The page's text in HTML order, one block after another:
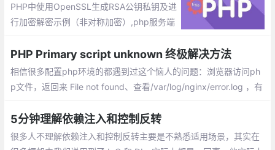
PHP中使用OpenSSL生成RSA公钥私钥及进
行加密解密示例（非对称加密）,php服务端
敏感的部分api数据传输进行数据加密，这时
候rsa非对称加密就能派上用处了，下面通过
一个例子来说明如何用php来实现数据的加
PHP Primary script unknown 终极解决方法
相信很多配置php环境的都遇到过这个恼人的问题：浏览器访问ph
p文件，返回来 File not found、查看/var/log/nginx/error.log ，有
5分钟理解依赖注入和控制反转
很多人不理解依赖注入和控制反转主要是不熟悉适用场景，其实在